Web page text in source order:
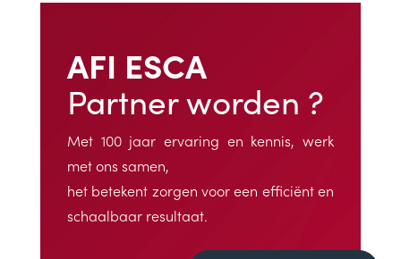
AFI ESCA
Partner worden ?
Met 100 jaar ervaring en kennis, werk
met ons samen,
het betekent zorgen voor een efficiënt en
schaalbaar resultaat.